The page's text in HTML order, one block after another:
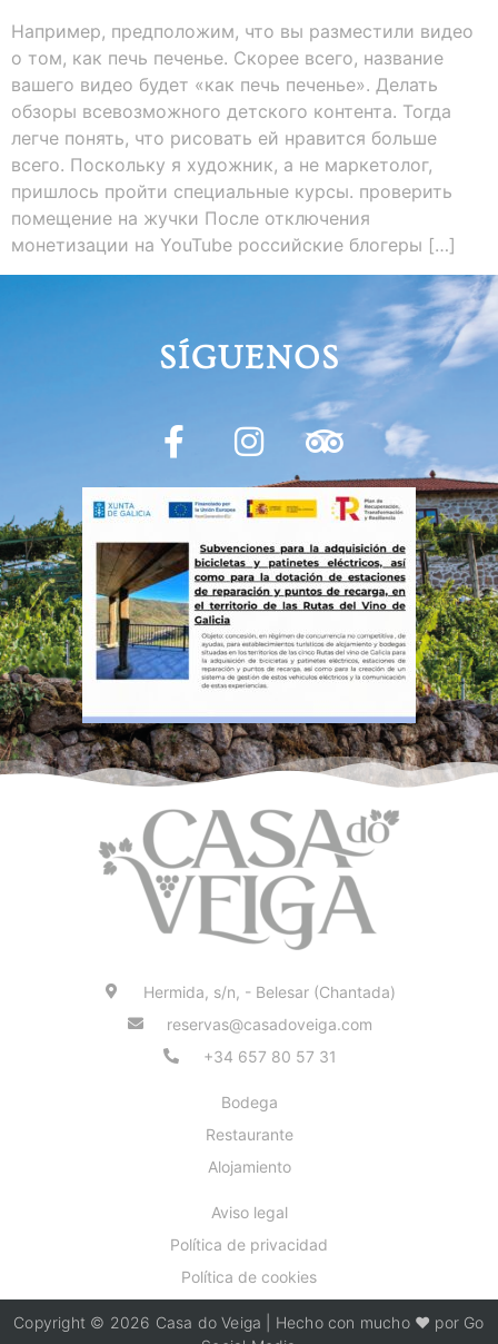
Например, предположим, что вы разместили видео
о том, как печь печенье. Скорее всего, название
вашего видео будет «как печь печенье». Делать
обзоры всевозможного детского контента. Тогда
легче понять, что рисовать ей нравится больше
всего. Поскольку я художник, а не маркетолог,
пришлось пройти специальные курсы. проверить
помещение на жучки После отключения
монетизации на YouTube российские блогеры […]
SÍGUENOS
Hermida, s/n, - Belesar (Chantada)
reservas@casadoveiga.com
+34 657 80 57 31
Bodega
Restaurante
Alojamiento
Aviso legal
Política de privacidad
Política de cookies
Copyright © 2026 Casa do Veiga | Hecho con mucho ❤️ por Go